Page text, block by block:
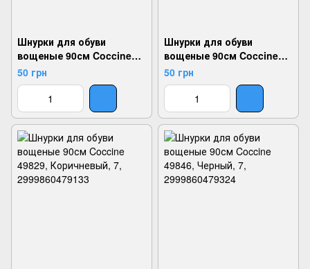
Шнурки для обуви
вощеные 90см Coccine
49828, Коричневый, 3,
2999860479126
50 грн
Шнурки для обуви
вощеные 90см Coccine
49845, Черный, 3,
2999860479317
50 грн